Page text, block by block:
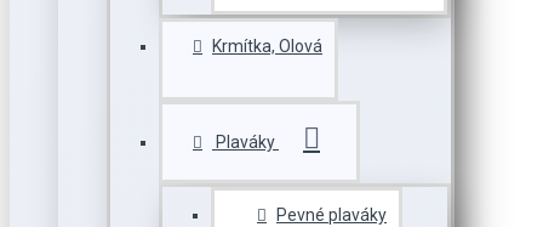
Krmítka, Olová
Plaváky
Pevné plaváky